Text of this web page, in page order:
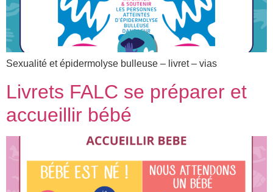
Sexualité et épidermolyse bulleuse – livret – vias
Livrets FALC se préparer et
accueillir bébé